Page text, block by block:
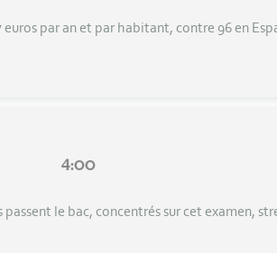
par an et par habitant, contre 96 en
4:00
le bac, concentrés sur cet examen,